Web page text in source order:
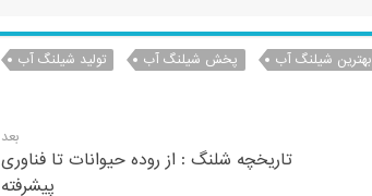
بهترین شیلنگ آب پخش شیلنگ آب
تولید شیلنگ آب
بعد
تاریخچه شلنگ : از روده حیوانات تا فناوری
پیشرفته